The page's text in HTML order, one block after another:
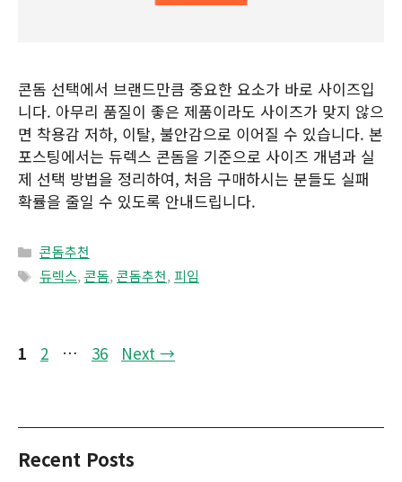
콘돔 선택에서 브랜드만큼 중요한 요소가 바로 사이즈입
니다. 아무리 품질이 좋은 제품이라도 사이즈가 맞지 않으
면 착용감 저하, 이탈, 불안감으로 이어질 수 있습니다. 본
포스팅에서는 듀렉스 콘돔을 기준으로 사이즈 개념과 실
제 선택 방법을 정리하여, 처음 구매하시는 분들도 실패
확률을 줄일 수 있도록 안내드립니다.
Categories
콘돔추천
Tags
듀렉스,콘돔,콘돔추천, 피임
Page
1 Page
2 … Page
36 Next →
Recent Posts